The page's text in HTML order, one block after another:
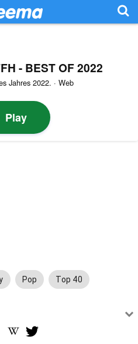
- BEST OF 2022
Jahres 2022. · Web
Play
Pop Top 40